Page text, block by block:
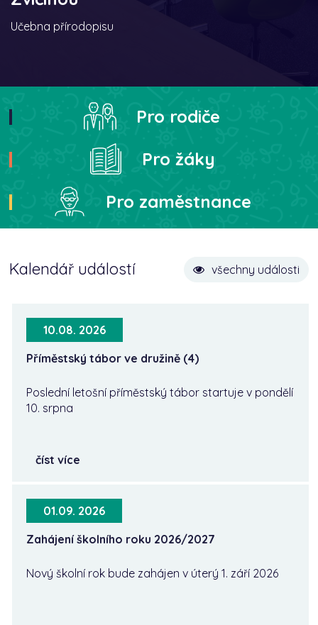
Učebna přírodopisu
Pro rodiče
Pro žáky
Pro zaměstnance
Kalendář událostí všechny události
10.08. 2026
Příměstský tábor ve družině (4)
Poslední letošní příměstský tábor startuje v pondělí
10. srpna
číst více
01.09. 2026
Zahájení školního roku 2026/2027
Nový školní rok bude zahájen v úterý 1. září 2026